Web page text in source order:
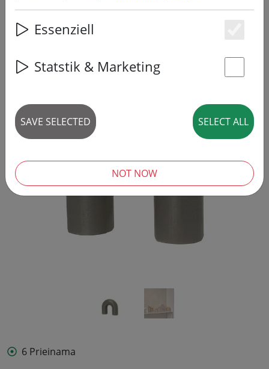
‹ ›
6 Prieinama
Essenziell
Statstik & Marketing
SAVE SELECTED SELECT ALL
NOT NOW